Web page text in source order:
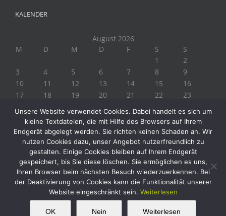
KALENDER
August 2026
M
D M D F S
S
1
2
3
4 5 6 7 8
9
10
11 12 13 14 15
16
17
18 19 20 21 22
23
« Juli
Copyright 2019 Biogärtner Ploberger | Alle Rechte vorbehalten
FacebookInstagram
TwitterYouTube
This website uses cookies and third party
Unsere Website verwendet Cookies. Dabei handelt es sich um
kleine Textdateien, die mit Hilfe des Browsers auf Ihrem
Endgerät abgelegt werden. Sie richten keinen Schaden an. Wir
nutzen Cookies dazu, unser Angebot nutzerfreundlich zu
gestalten. Einige Cookies bleiben auf Ihrem Endgerät
gespeichert, bis Sie diese löschen. Sie ermöglichen es uns,
Ihren Browser beim nächsten Besuch wiederzuerkennen. Bei
der Deaktivierung von Cookies kann die Funktionalität unserer
Website eingeschränkt sein. Weiterlesen
OK Nein Weiterlesen